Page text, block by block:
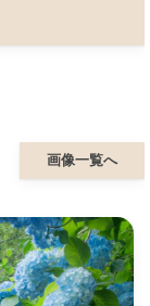
画像一覧へ